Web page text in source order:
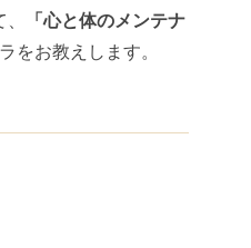
「心と体のメンテナ
をお教えします。